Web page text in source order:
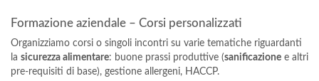
Formazione aziendale – Corsi personalizzati
Organizziamo corsi o singoli incontri su varie tematiche riguardanti
la sicurezza alimentare: buone prassi produttive (sanificazione e altri
pre-requisiti di base), gestione allergeni, HACCP.